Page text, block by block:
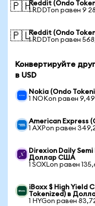
🇵🇭Reddit (Ondo
1 RDDTon равен 9
🇵🇱Reddit (Ondo
1 RDDTon равен
Конвертируйте
в USD
Nokia (Ondo
1 NOKon равен
American Express
1 AXPon равен
Direxion Daily Semi
Доллар США
1 SOXLon равен
iBoxx $ High Yield
Tokenized) в
1 HYGon равен